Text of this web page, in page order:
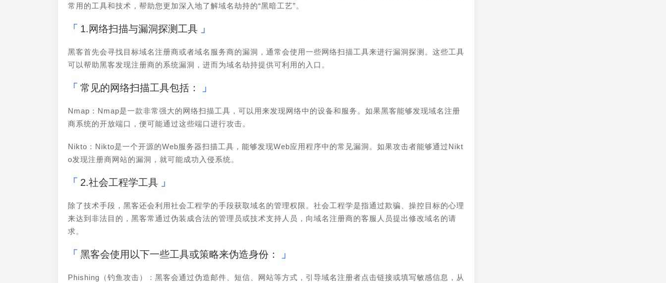
常用的工具和技术，帮助您更加深入地了解域名劫持的“黑暗工艺”。
1.网络扫描与漏洞探测工具
黑客首先会寻找目标域名注册商或者域名服务商的漏洞，通常会使用一些网络扫描工具来进行漏洞探测。这些工具
可以帮助黑客发现注册商的系统漏洞，进而为域名劫持提供可利用的入口。
常见的网络扫描工具包括：
Nmap：Nmap是一款非常强大的网络扫描工具，可以用来发现网络中的设备和服务。如果黑客能够发现域名注册
商系统的开放端口，便可能通过这些端口进行攻击。
Nikto：Nikto是一个开源的Web服务器扫描工具，能够发现Web应用程序中的常见漏洞。如果攻击者能够通过Nikt
o发现注册商网站的漏洞，就可能成功入侵系统。
2.社会工程学工具
除了技术手段，黑客还会利用社会工程学的手段获取域名的管理权限。社会工程学是指通过欺骗、操控目标的心理
来达到非法目的，黑客常通过伪装成合法的管理员或技术支持人员，向域名注册商的客服人员提出修改域名的请
求。
黑客会使用以下一些工具或策略来伪造身份：
Phishing（钓鱼攻击）：黑客会通过伪造邮件、短信、网站等方式，引导域名注册者点击链接或填写敏感信息，从